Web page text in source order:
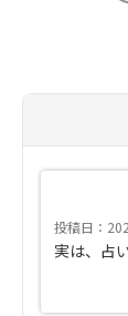
投稿日：
実は、占